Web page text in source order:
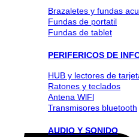
Brazaletes y fundas
Fundas de portatil
Fundas de tablet
PERIFERICOS DE
HUB y lectores de
Ratones y teclados
Antena WlFl
Transmisores bluetooth
AUDIO Y SONIDO